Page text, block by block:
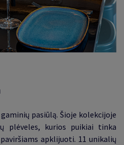
pasiūlą. Šioje kolekcijoje
plėveles, kurios puikiai tinka
apklijuoti. 11 unikalių